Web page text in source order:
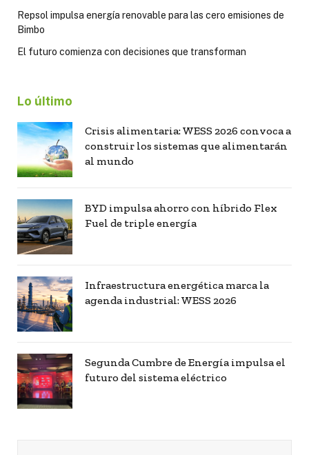
Repsol impulsa energía renovable para las cero emisiones de
Bimbo
El futuro comienza con decisiones que transforman
Lo último
Crisis alimentaria: WESS 2026 convoca a
construir los sistemas que alimentarán
al mundo
BYD impulsa ahorro con híbrido Flex
Fuel de triple energía
Infraestructura energética marca la
agenda industrial: WESS 2026
Segunda Cumbre de Energía impulsa el
futuro del sistema eléctrico